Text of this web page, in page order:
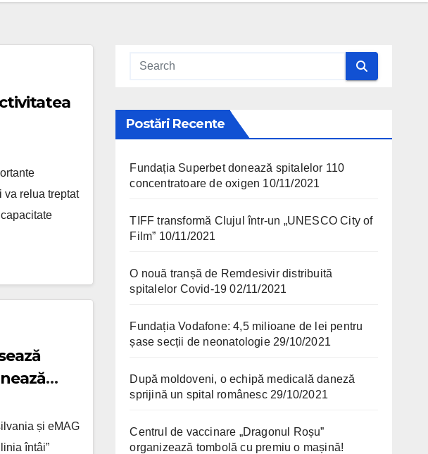
va relua treptat
și eMAG
întâi”
Postări Recente
Fundația Superbet donează spitalelor 110
concentratoare de oxigen 10/11/2021
TIFF transformă Clujul într-un „UNESCO City of
Film” 10/11/2021
O nouă tranșă de Remdesivir distribuită
spitalelor Covid-19 02/11/2021
Fundația Vodafone: 4,5 milioane de lei pentru
șase secții de neonatologie 29/10/2021
După moldoveni, o echipă medicală daneză
sprijină un spital românesc 29/10/2021
Centrul de vaccinare „Dragonul Roșu”
organizează tombolă cu premiu o mașină!